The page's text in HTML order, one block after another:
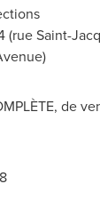
(rueSaint-
de